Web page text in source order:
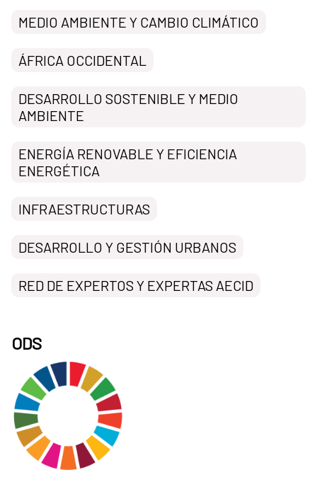
MEDIO AMBIENTE Y CAMBIO CLIMÁTICO
ÁFRICA OCCIDENTAL
DESARROLLO SOSTENIBLE Y MEDIO
AMBIENTE
ENERGÍA RENOVABLE Y EFICIENCIA
ENERGÉTICA
INFRAESTRUCTURAS
DESARROLLO Y GESTIÓN URBANOS
RED DE EXPERTOS Y EXPERTAS AECID
ODS